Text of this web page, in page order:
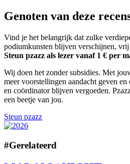
Genoten van deze
Vind je het belangrijk dat zulke
podiumkunsten blijven verschijnen,
Steun pzazz als lezer vanaf 1 € per
Wij doen het zonder subsidies. Met
meer voorstellingen aandacht geven en
en coördinator blijven vergoeden.
een beetje van jou.
Steun pzazz
#Gerelateerd